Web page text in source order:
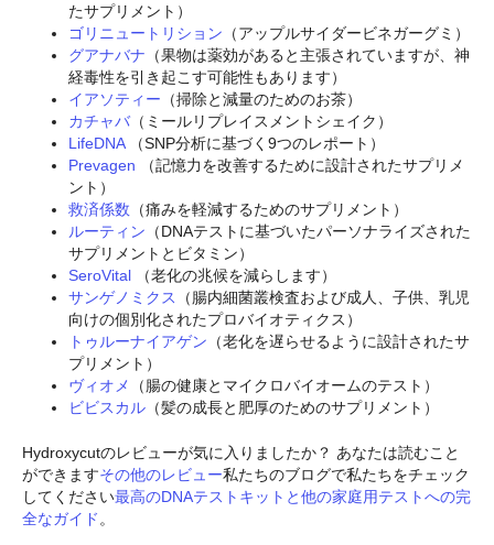
たサプリメント）
ゴリニュートリション （アップルサイダービネガーグミ）
グアナバナ （果物は薬効があると主張されていますが、神
経毒性を引き起こす可能性もあります）
イアソティー （掃除と減量のためのお茶）
カチャバ（ミールリプレイスメントシェイク）
LifeDNA（SNP分析に基づく9つのレポート）
Prevagen （記憶力を改善するために設計されたサプリメ
ント）
救済係数 （痛みを軽減するためのサプリメント）
ルーティン （DNAテストに基づいたパーソナライズされた
サプリメントとビタミン）
SeroVital （老化の兆候を減らします）
サンゲノミクス
（腸内細菌叢検査および成人、子供、乳児
向けの個別化されたプロバイオティクス）
トゥルーナイアゲン （老化を遅らせるように設計されたサ
プリメント）
ヴィオメ
（腸の健康とマイクロバイオームのテスト）
ビビスカル （髪の成長と肥厚のためのサプリメント）
Hydroxycutのレビューが気に入りましたか？ あなたは読むこと
ができますその他のレビュー私たちのブログで私たちをチェック
してください最高のDNAテストキットと他の家庭用テストへの完
全なガイド 。